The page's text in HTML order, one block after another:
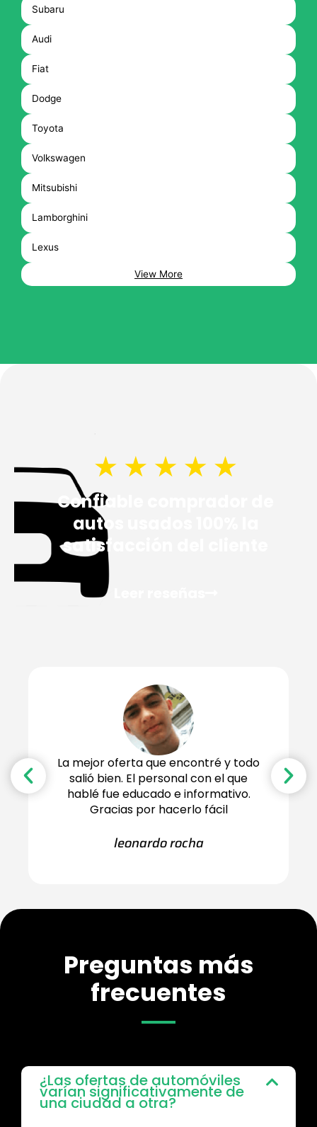
Subaru
Audi
Fiat
Dodge
Toyota
Volkswagen
Mitsubishi
Lamborghini
Lexus
View More
Confiable
autos usados
satisfacción del cliente
La mejor oferta que encontré y todo
salió bien. El personal con el que
hablé fue educado e informativo.
Gracias por hacerlo fácil
leonardo rocha
Preguntas más
frecuentes
¿Las ofertas de automóviles
varían significativamente de
una ciudad a otra?